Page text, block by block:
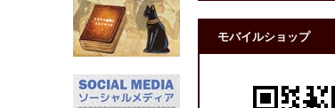
モバイルショップ